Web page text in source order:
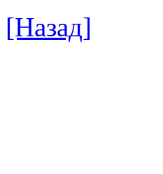
[Назад]